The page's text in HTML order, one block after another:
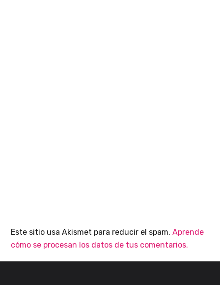
Este sitio usa Akismet para reducir el spam.Aprende
cómo se procesan los datos de tus comentarios.